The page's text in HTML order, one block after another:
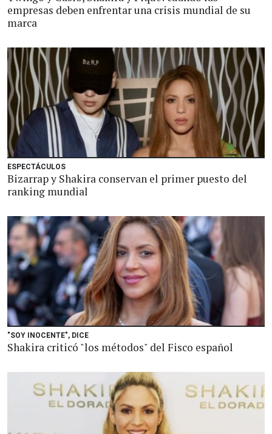
empresas deben enfrentar una crisis mundial de su
marca
ESPECTÁCULOS
Bizarrap y Shakira conservan el primer puesto del
ranking mundial
"SOY INOCENTE", DICE
Shakira criticó "los métodos" del Fisco español